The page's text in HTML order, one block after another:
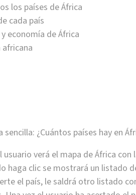
los países de África
cada país
economía de África
¿Cuántos países hay en
verá el mapa de África
haga clic se mostrará un listado
el país, le saldrá otro listado